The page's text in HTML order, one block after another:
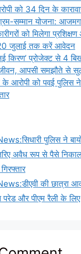
को 34 दिन के
श्रम-सम्मान योजना:
को मिलेगा
जुलाई तक करें आवेदन
प्रोजेक्ट से 4
आपसी समझौते से
के आरोपी को पवई
पुलिस ने
अवैध रूप से पैसे
की छात्रा
और पीएम रैली के लिए